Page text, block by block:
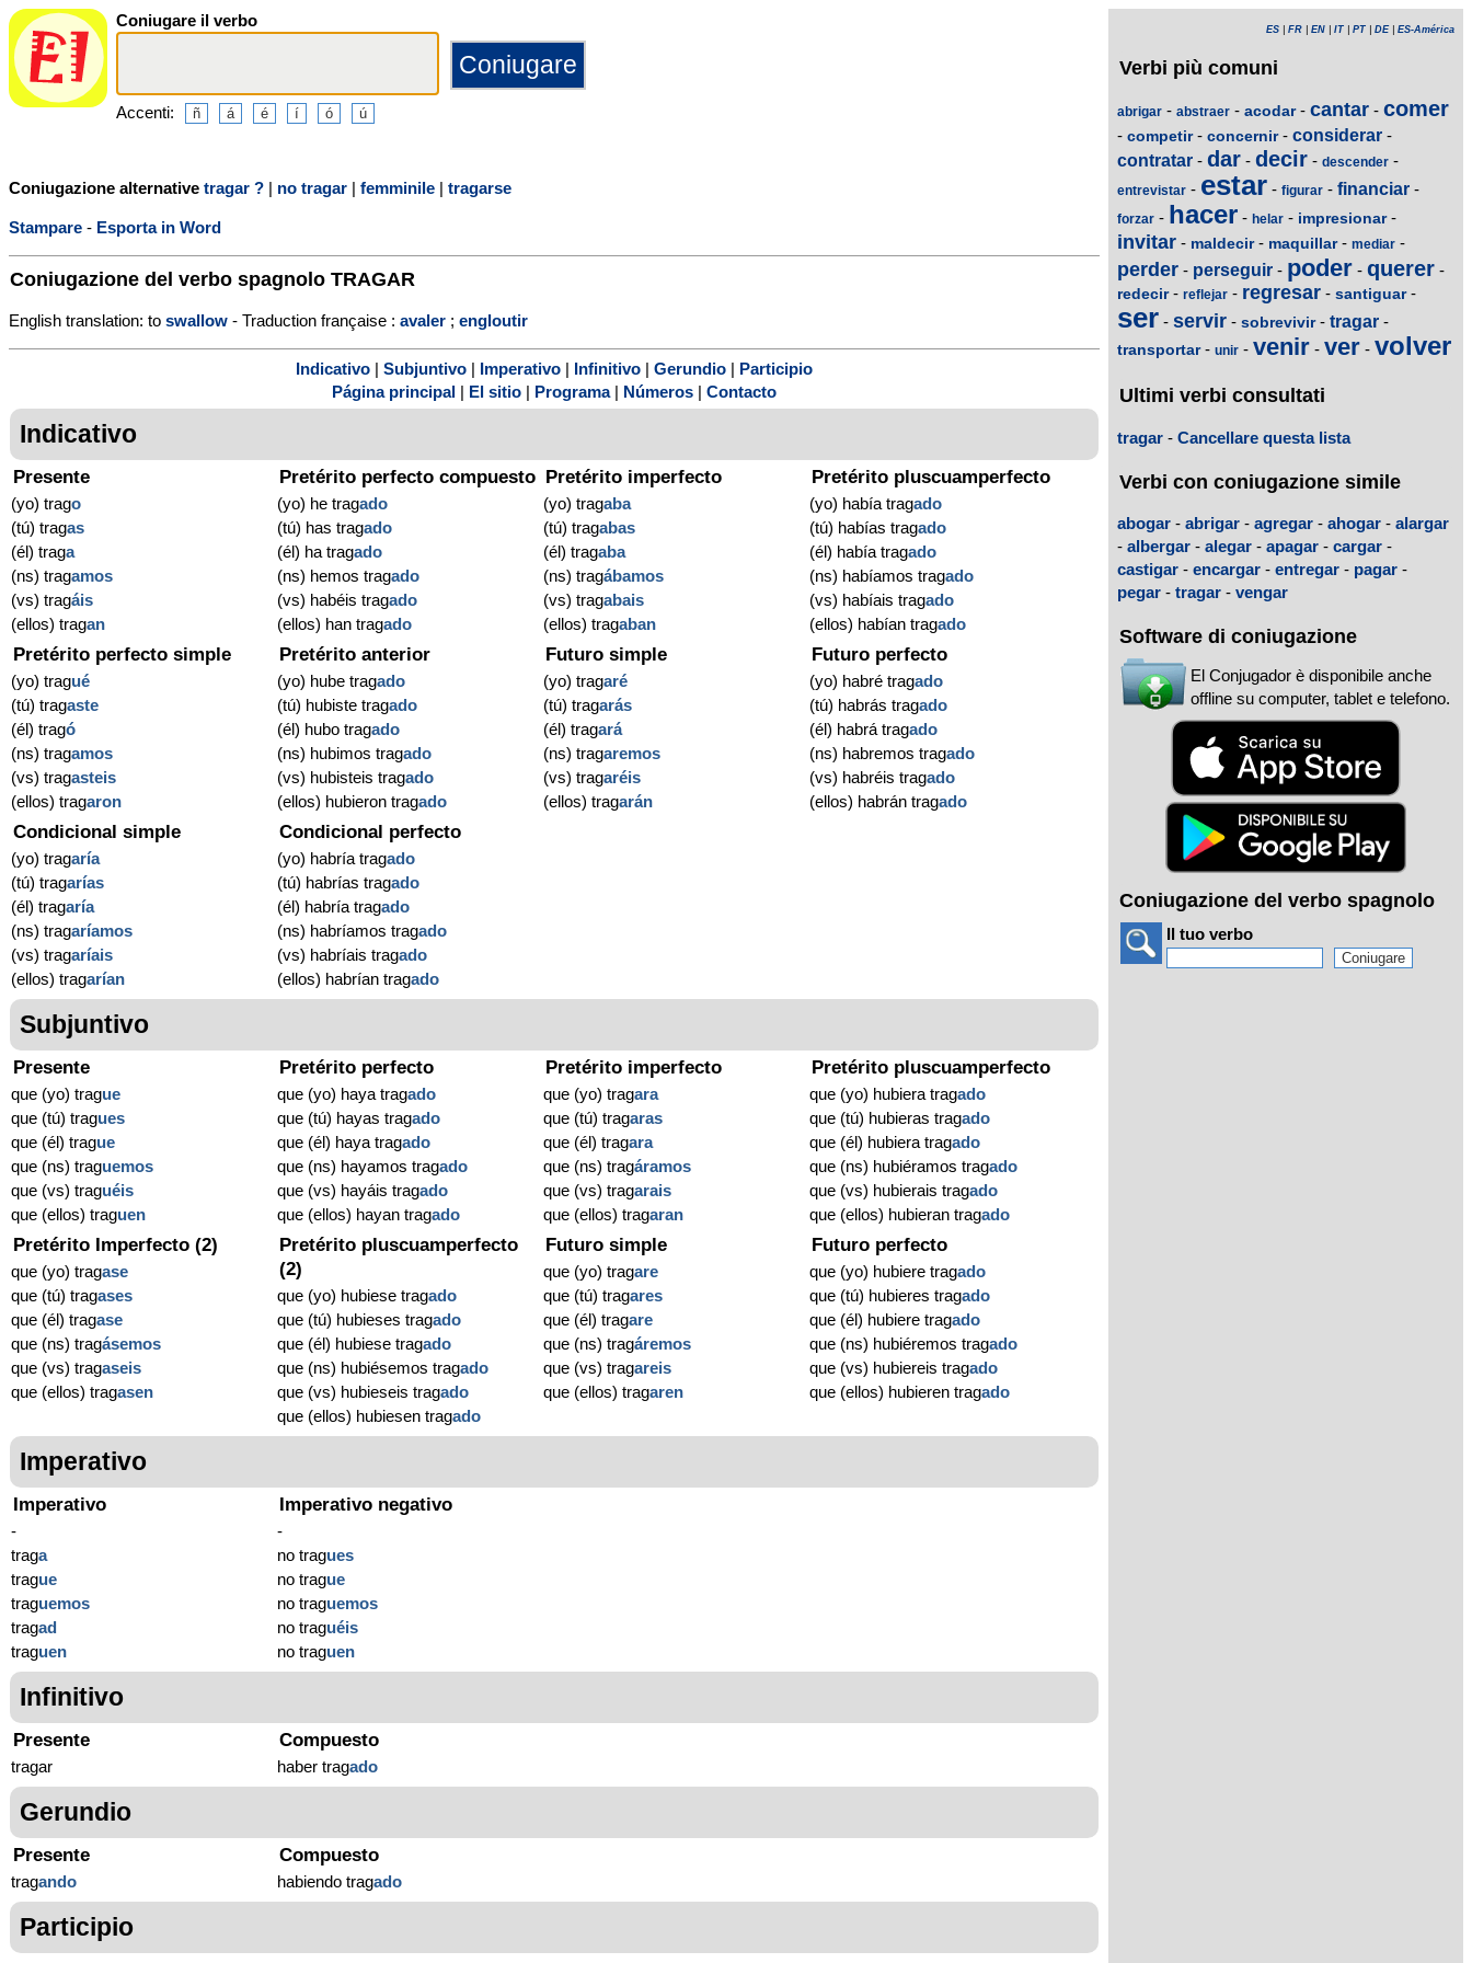
Coniugare il verbo
Accenti:
Coniugazione alternative tragar ? | no tragar | femminile | tragarse
Stampare - Esporta in Word
Coniugazione del verbo spagnolo TRAGAR
English translation: to swallow - Traduction française : avaler ; engloutir
Indicativo Subjuntivo Imperativo Infinitivo Gerundio
Participio
Página principal
El sitio Programa| Números Contacto
Indicativo
Presente
(yo) trago
(tú) tragas
(él) traga
(ns) tragamos
(vs) tragáis
(ellos) tragan
Pretérito perfecto compuesto
(yo) he tragado
(tú) has tragado
(él) ha tragado
(ns) hemos tragado
(vs) habéis tragado
(ellos) han tragado
Pretérito imperfecto
(yo) tragaba
(tú) tragabas
(él) tragaba
(ns) tragábamos
(vs) tragabais
(ellos) tragaban
Pretérito pluscuamperfecto
(yo) había tragado
(tú) habías tragado
(él) había tragado
(ns) habíamos tragado
(vs) habíais tragado
(ellos) habían tragado
Pretérito perfecto simple
(yo) tragué
(tú) tragaste
(él) tragó
(ns) tragamos
(vs) tragasteis
(ellos) tragaron
Pretérito anterior
(yo) hube tragado
(tú) hubiste tragado
(él) hubo tragado
(ns) hubimos tragado
(vs) hubisteis tragado
(ellos) hubieron tragado
Futuro simple
(yo) tragaré
(tú) tragarás
(él) tragará
(ns) tragaremos
(vs) tragaréis
(ellos) tragarán
Futuro perfecto
(yo) habré tragado
(tú) habrás tragado
(él) habrá tragado
(ns) habremos tragado
(vs) habréis tragado
(ellos) habrán tragado
Condicional simple
(yo) tragaría
(tú) tragarías
(él) tragaría
(ns) tragaríamos
(vs) tragaríais
(ellos) tragarían
Condicional perfecto
(yo) habría tragado
(tú) habrías tragado
(él) habría tragado
(ns) habríamos tragado
(vs) habríais tragado
(ellos) habrían tragado
Subjuntivo
Presente
que (yo) trague
que (tú) tragues
que (él) trague
que (ns) traguemos
que (vs) traguéis
que (ellos) traguen
Pretérito perfecto
que (yo) haya tragado
que (tú) hayas tragado
que (él) haya tragado
que (ns) hayamos tragado
que (vs) hayáis tragado
que (ellos) hayan tragado
Pretérito imperfecto
que (yo) tragara
que (tú) tragaras
que (él) tragara
que (ns) tragáramos
que (vs) tragarais
que (ellos) tragaran
Pretérito pluscuamperfecto
que (yo) hubiera tragado
que (tú) hubieras tragado
que (él) hubiera tragado
que (ns) hubiéramos tragado
que (vs) hubierais tragado
que (ellos) hubieran tragado
Pretérito Imperfecto (2)
que (yo) tragase
que (tú) tragases
que (él) tragase
que (ns) tragásemos
que (vs) tragaseis
que (ellos) tragasen
Pretérito pluscuamperfecto
(2)
que (yo) hubiese tragado
que (tú) hubieses tragado
que (él) hubiese tragado
que (ns) hubiésemos tragado
que (vs) hubieseis tragado
que (ellos) hubiesen tragado
Futuro simple
que (yo) tragare
que (tú) tragares
que (él) tragare
que (ns) tragáremos
que (vs) tragareis
que (ellos) tragaren
Futuro perfecto
que (yo) hubiere tragado
que (tú) hubieres tragado
que (él) hubiere tragado
que (ns) hubiéremos tragado
que (vs) hubiereis tragado
que (ellos) hubieren tragado
Imperativo
Imperativo
-
traga
trague
traguemos
tragad
traguen
Imperativo negativo
-
no tragues
no trague
no traguemos
no traguéis
no traguen
Infinitivo
Presente
tragar
Compuesto
haber tragado
Gerundio
Presente
tragando
Compuesto
habiendo tragado
Participio
ES FR EN IT PT DE| ES-América
Verbi più comuni
abrigar - abstraer - acodar- cantar - comer
- competir- concernir- considerar -
contratar - dar - decir - descender -
entrevistar - estar - figurar - financiar -
forzar - hacer - helar - impresionar-
invitar - maldecir- maquillar- mediar -
perder - perseguir - poder - querer -
redecir- reflejar - regresar - santiguar-
ser - servir - sobrevivir- tragar -
transportar- unir - venir - ver - volver
Ultimi verbi consultati
tragar - Cancellare questa lista
Verbi con coniugazione simile
abogar - abrigar - agregar - ahogar - alargar
- albergar - alegar - apagar - cargar -
castigar - encargar - entregar - pagar -
pegar - tragar - vengar
Software di coniugazione
El Conjugador è disponibile anche
offline su computer, tablet e telefono.
Coniugazione del verbo spagnolo
Il tuo verbo